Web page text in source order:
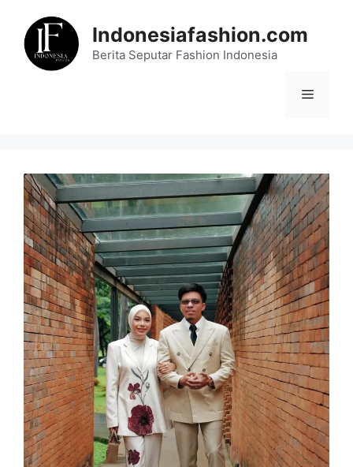
content
Indonesiafashion.com
Berita Seputar Fashion Indonesia
Menu